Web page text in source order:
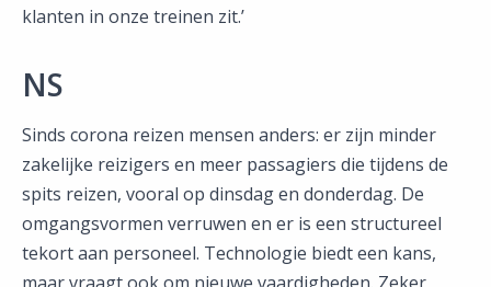
klanten in onze treinen zit.’
NS
Sinds corona reizen mensen anders: er zijn minder
zakelijke reizigers en meer passagiers die tijdens de
spits reizen, vooral op dinsdag en donderdag. De
omgangsvormen verruwen en er is een structureel
tekort aan personeel. Technologie biedt een kans,